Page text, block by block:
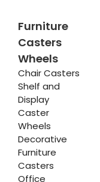
Furniture
Casters
Wheels
Chair Casters
Shelf and
Display
Caster
Wheels
Decorative
Furniture
Casters
Office